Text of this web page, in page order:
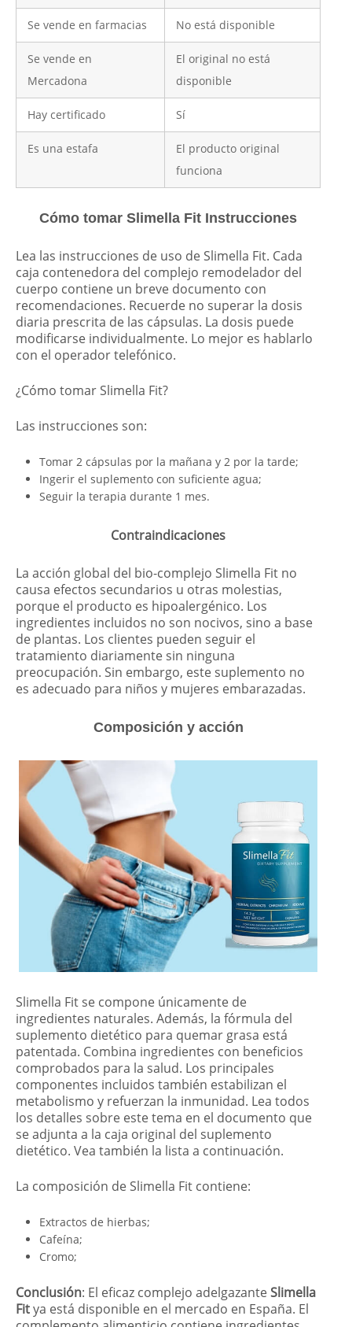
Se vende en farmacias No está disponible
Se vende en
Mercadona
El original no está
disponible
Hay certificado Sí
Es una estafa
El producto original
funciona
Cómo tomar Slimella Fit Instrucciones
Lea las instrucciones de uso de Slimella Fit. Cada
caja contenedora del complejo remodelador del
cuerpo contiene un breve documento con
recomendaciones. Recuerde no superar la dosis
diaria prescrita de las cápsulas. La dosis puede
modificarse individualmente. Lo mejor es hablarlo
con el operador telefónico.
¿Cómo tomar Slimella Fit?
Las instrucciones son:
Tomar 2 cápsulas por la mañana y 2 por la tarde;
Ingerir el suplemento con suficiente agua;
Seguir la terapia durante 1 mes.
Contraindicaciones
La acción global del bio-complejo Slimella Fit no
causa efectos secundarios u otras molestias,
porque el producto es hipoalergénico. Los
ingredientes incluidos no son nocivos, sino a base
de plantas. Los clientes pueden seguir el
tratamiento diariamente sin ninguna
preocupación. Sin embargo, este suplemento no
es adecuado para niños y mujeres embarazadas.
Composición y acción
Slimella Fit se compone únicamente de
ingredientes naturales. Además, la fórmula del
suplemento dietético para quemar grasa está
patentada. Combina ingredientes con beneficios
comprobados para la salud. Los principales
componentes incluidos también estabilizan el
metabolismo y refuerzan la inmunidad. Lea todos
los detalles sobre este tema en el documento que
se adjunta a la caja original del suplemento
dietético. Vea también la lista a continuación.
La composición de Slimella Fit contiene:
Extractos de hierbas;
Cafeína;
Cromo;
Conclusión: El eficaz complejo adelgazanteSlimella
Fitya está disponible en el mercado en España. El